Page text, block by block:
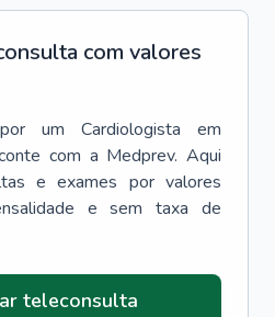
com valores
um Cardiologista
em
com a Medprev. Aqui
e exames por valores
e sem taxa de
teleconsulta